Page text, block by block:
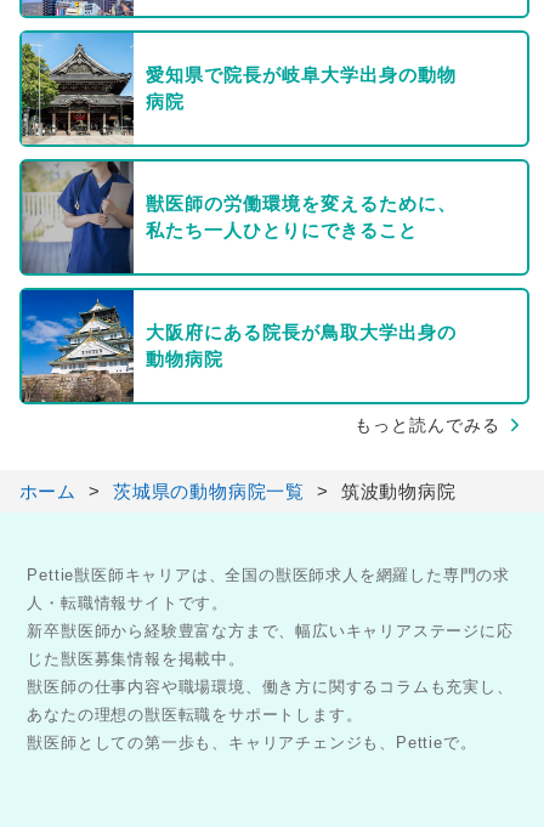
愛知県で院長が岐阜大学出身の動物
病院
獣医師の労働環境を変えるために、
私たち一人ひとりにできること
大阪府にある院長が鳥取大学出身の
動物病院
もっと読んでみる
ホーム 茨城県の動物病院一覧 筑波動物病院
Pettie獣医師キャリアは、全国の獣医師求人を網羅した専門の求
人・転職情報サイトです。
新卒獣医師から経験豊富な方まで、幅広いキャリアステージに応
じた獣医募集情報を掲載中。
獣医師の仕事内容や職場環境、働き方に関するコラムも充実し、
あなたの理想の獣医転職をサポートします。
獣医師としての第一歩も、キャリアチェンジも、Pettieで。